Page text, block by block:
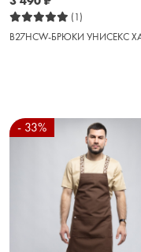
(1)
B27HCW-БРЮКИ УНИСЕКС
- 33%